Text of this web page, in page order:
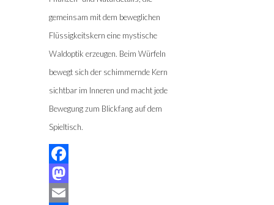
gemeinsam mit dem beweglichen
Flüssigkeitskern eine mystische
Waldoptik erzeugen. Beim Würfeln
bewegt sich der schimmernde Kern
sichtbar im Inneren und macht jede
Bewegung zum Blickfang auf dem
Spieltisch.
Facebook
Mastodon